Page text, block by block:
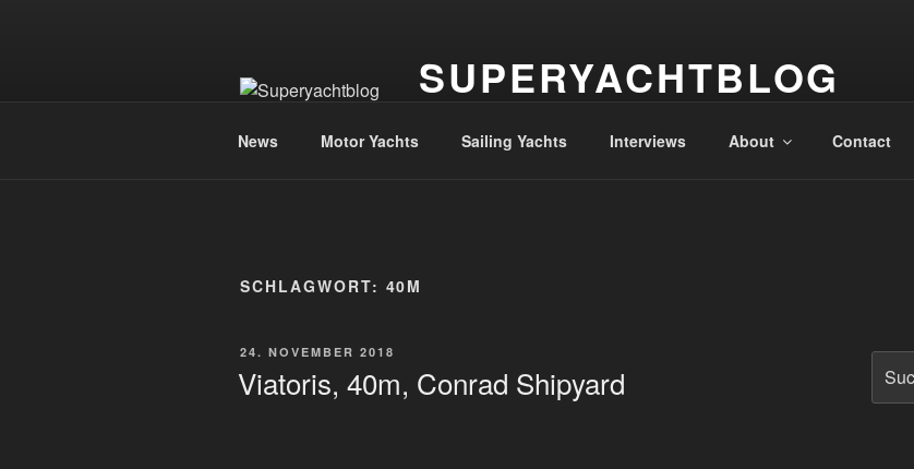
SUPERYACHTBLOG
News Motor Yachts Sailing Yachts Interviews About Contact
SCHLAGWORT: 40M
VERÖFFENTLICHT
24. NOVEMBER 2018
Viatoris, 40m, Conrad Shipyard
nach: